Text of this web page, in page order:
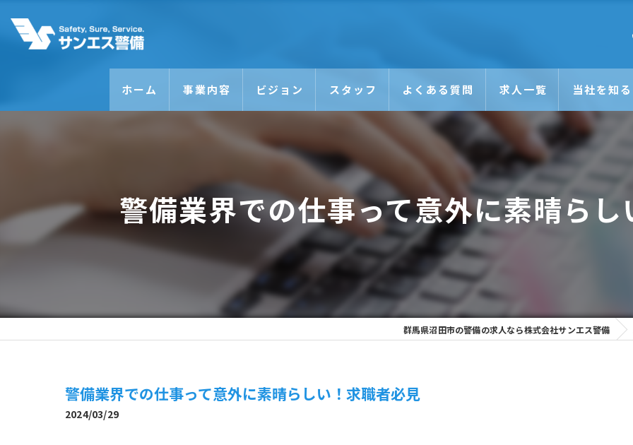
ホーム 事業内容 ビジョン スタッフ よくある質問 求人一覧 当社を知る
未経験
正社員
警備業界での仕事って意外に素晴ら
群馬県沼田市の警備の求人なら株式会社サンエス警備
警備業界での仕事って意外に素晴らしい！求職者必見
2024/03/29